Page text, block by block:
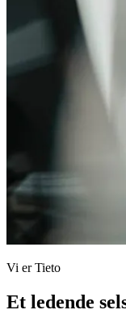
Vi er Tieto
Et ledende